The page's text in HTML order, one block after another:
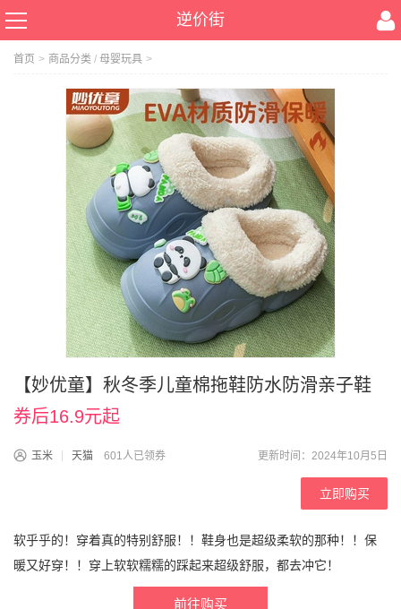
逆价街
首页 > 商品分类 / 母婴玩具 >
【妙优童】秋冬季儿童棉拖鞋防水防滑亲子鞋
券后16.9元起
玉米 天猫 601人已领券 更新时间：2024年10月5日
立即购买
软乎乎的！穿着真的特别舒服！！鞋身也是超级柔软的那种！！保
暖又好穿！！穿上软软糯糯的踩起来超级舒服，都去冲它！
前往购买